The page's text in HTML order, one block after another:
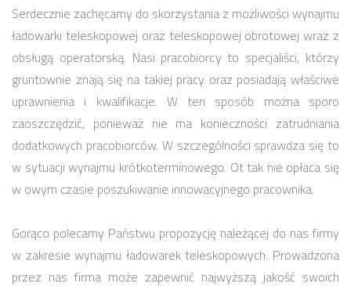
Serdecznie zachęcamy do skorzystania z możliwości wynajmu
ładowarki teleskopowej oraz teleskopowej obrotowej wraz z
obsługą operatorską. Nasi pracobiorcy to specjaliści, którzy
gruntownie znają się na takiej pracy oraz posiadają właściwe
uprawnienia i kwalifikacje. W ten sposób można sporo
zaoszczędzić, ponieważ nie ma konieczności zatrudniania
dodatkowych pracobiorców. W szczególności sprawdza się to
w sytuacji wynajmu krótkoterminowego. Ot tak nie opłaca się
w owym czasie poszukiwanie innowacyjnego pracownika.
Gorąco polecamy Państwu propozycję należącej do nas firmy
w zakresie wynajmu ładowarek teleskopowych. Prowadzona
przez nas firma może zapewnić najwyższą jakość swoich